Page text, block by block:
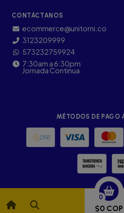
0
$0 COP
CONTÁCTANOS
ecommerce@unitorni.co
3123209999
573232759924
7:30am a 6:30pm
Jornada Continua
MÉTODOS DE PAGO